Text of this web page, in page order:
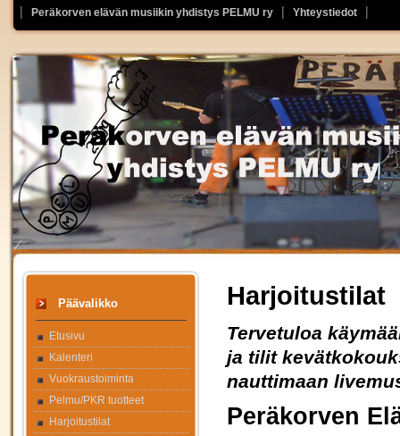
Peräkorven elävän musiikin yhdistys PELMU ry Yhteystiedot
Päävalikko
Etusivu
Kalenteri
Vuokraustoiminta
Pelmu/PKR tuotteet
Harjoitustilat
Harjoitustilat
Tervetuloa
ja tilit
nauttimaan
Peräkorven